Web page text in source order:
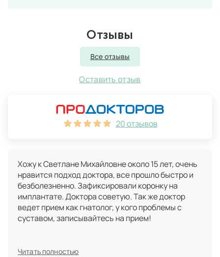
Отзывы
Все отзывы
Оставить отзыв
20 отзывов
Хожу к Светлане Михайловне около 15 лет, очень
нравится подход доктора, все прошло быстро и
безболезненно. Зафиксировали коронку на
имплантате. Доктора советую. Так же доктор
ведет прием как гнатолог, у кого проблемы с
суставом, записывайтесь на прием!
Читать полностью